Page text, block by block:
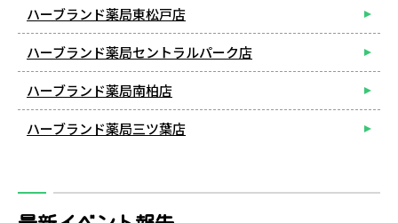
ハーブランド薬局東松戸店
ハーブランド薬局セントラルパーク店
ハーブランド薬局南柏店
ハーブランド薬局三ツ葉店